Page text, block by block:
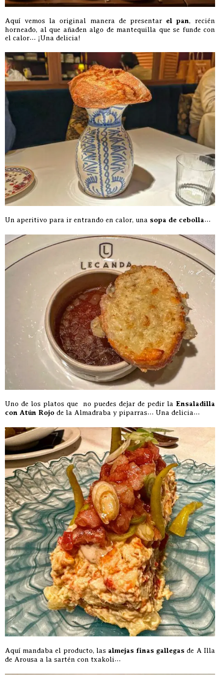
Aquí vemos la original manera de presentar el pan, recién
horneado, al que añaden algo de mantequilla que se funde con
el calor… ¡Una delicia!
Un aperitivo para ir entrando en calor, una sopa de cebolla…
Uno de los platos que no puedes dejar de pedir la Ensaladilla
con Atún Rojo de la Almadraba y piparras… Una delicia…
Aquí mandaba el producto, las almejas finas gallegas de A Illa
de Arousa a la sartén con txakoli…